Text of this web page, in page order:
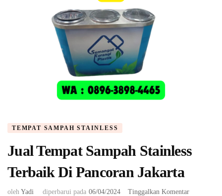
TEMPAT SAMPAH STAINLESS
Jual Tempat Sampah Stainless
Terbaik Di Pancoran Jakarta
oleh Yadi diperbarui pada 06/04/2024 Tinggalkan Komentarpada